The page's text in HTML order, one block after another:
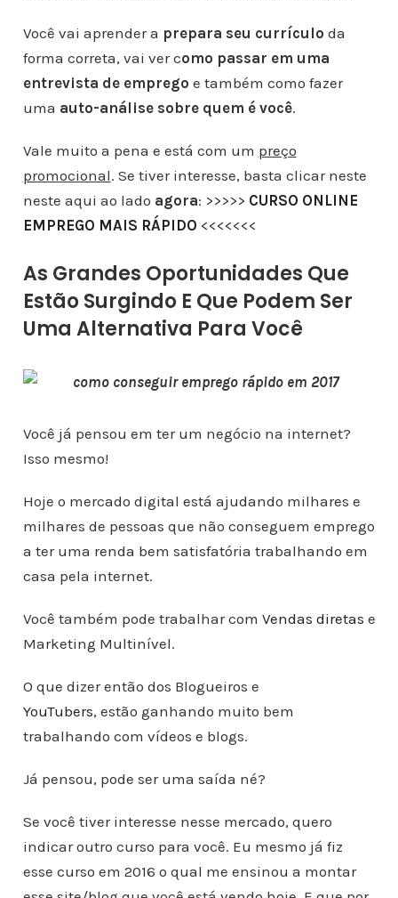
Você vai aprender a prepara seu currículo da
forma correta, vai ver como passar em uma
entrevista de emprego e também como fazer
uma auto-análise sobre quem é você.
Vale muito a pena e está com um preço
promocional. Se tiver interesse, basta clicar neste
neste aqui ao lado agora: >>>>> CURSO ONLINE
EMPREGO MAIS RÁPIDO <<<<<<<
As Grandes Oportunidades Que
Estão Surgindo E Que Podem Ser
Uma Alternativa Para Você
Você já pensou em ter um negócio na internet?
Isso mesmo!
Hoje o mercado digital está ajudando milhares e
milhares de pessoas que não conseguem emprego
a ter uma renda bem satisfatória trabalhando em
casa pela internet.
Você também pode trabalhar com Vendas diretas e
Marketing Multinível.
O que dizer então dos Blogueiros e
YouTubers, estão ganhando muito bem
trabalhando com vídeos e blogs.
Já pensou, pode ser uma saída né?
Se você tiver interesse nesse mercado, quero
indicar outro curso para você. Eu mesmo já fiz
esse curso em 2016 o qual me ensinou a montar